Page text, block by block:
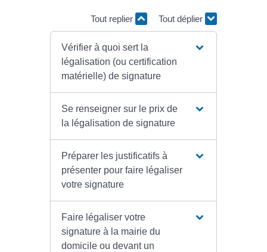
Tout replier Tout déplier
Vérifier à quoi sert la
légalisation (ou certification
matérielle) de signature
Se renseigner sur le prix de
la légalisation de signature
Préparer les justificatifs à
présenter pour faire légaliser
votre signature
Faire légaliser votre
signature à la mairie du
domicile ou devant un